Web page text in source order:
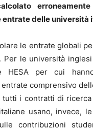
erroneamente
entrate delle università
le entrate globali
Per le università
HESA per cui
comprensivo
i contratti di
usano, invece,
contribuzioni